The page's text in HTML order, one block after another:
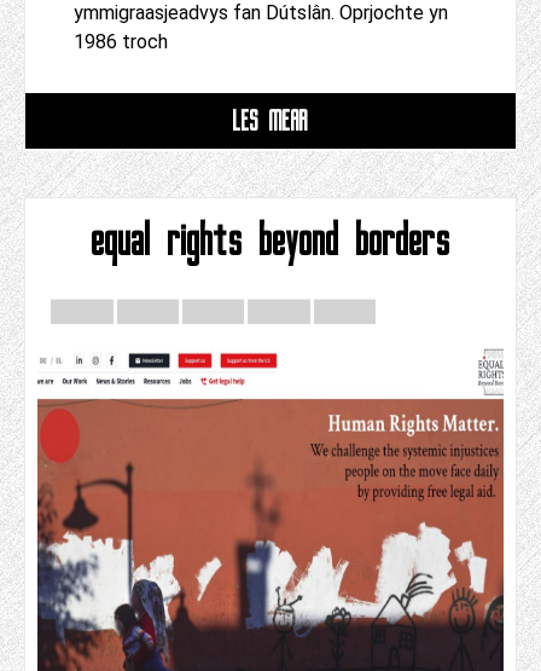
ymmigraasjeadvys fan Dútslân. Oprjochte yn
1986 troch
LÊS MEAR
equal rights beyond borders